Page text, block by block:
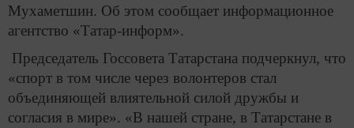
Мухаметшин. Об этом сообщает информационное
агентство «Татар-информ».
Председатель Госсовета Татарстана подчеркнул, что
«спорт в том числе через волонтеров стал
объединяющей влиятельной силой дружбы и
согласия в мире». «В нашей стране, в Татарстане в